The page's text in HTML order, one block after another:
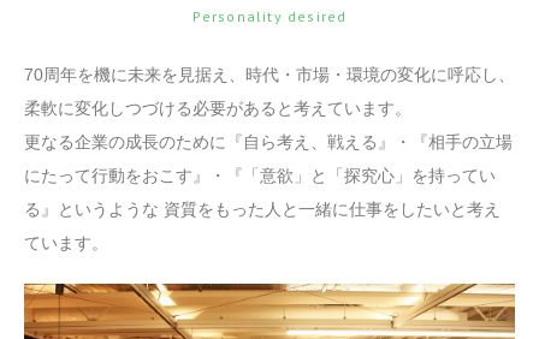
Personality desired
70周年を機に未来を見据え、時代・市場・環境の変化に呼応し、
柔軟に変化しつづける必要があると考えています。
更なる企業の成長のために『自ら考え、戦える』・『相手の立場
にたって行動をおこす』・『「意欲」と「探究心」を持ってい
る』というような 資質をもった人と一緒に仕事をしたいと考え
ています。